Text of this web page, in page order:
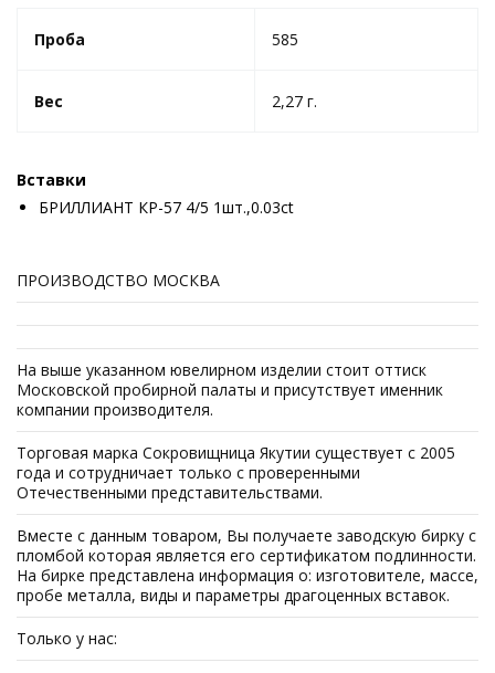
Проба 585
Вес 2,27 г.
Вставки
БРИЛЛИАНТ КР-57 4/5 1шт.,0.03ct
ПРОИЗВОДСТВО МОСКВА
На выше указанном ювелирном изделии стоит оттиск
Московской пробирной палаты и присутствует именник
компании производителя.
Торговая марка Сокровищница Якутии существует с 2005
года и сотрудничает только с проверенными
Отечественными представительствами.
Вместе с данным товаром, Вы получаете заводскую бирку с
пломбой которая является его сертификатом подлинности.
На бирке представлена информация о: изготовителе, массе,
пробе металла, виды и параметры драгоценных вставок.
Только у нас: